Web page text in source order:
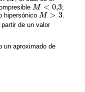
M < 0,3
M< 0,3
;
hipersónico M > 3
M> 3
de un valor
un aproximado de